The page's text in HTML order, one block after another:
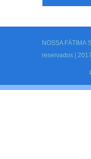
NOSSA FÁTIMA
reservados | 2017